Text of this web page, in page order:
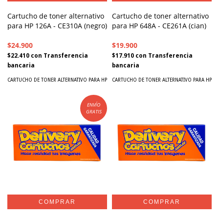
Cartucho de toner alternativo
para HP 126A - CE310A (negro)
$24.900
$22.410 con Transferencia
bancaria
CARTUCHO DE TONER ALTERNATIVO PARA HP
Cartucho de toner alternativo
para HP 648A - CE261A (cian)
$19.900
$17.910 con Transferencia
bancaria
CARTUCHO DE TONER ALTERNATIVO PARA HP
ENVÍO
GRATIS